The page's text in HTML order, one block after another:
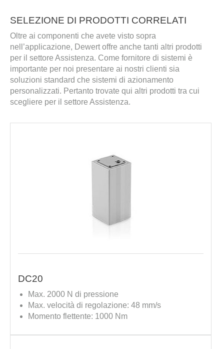
SELEZIONE DI PRODOTTI CORRELATI
Oltre ai componenti che avete visto sopra
nell’applicazione, Dewert offre anche tanti altri prodotti
per il settore Assistenza. Come fornitore di sistemi è
importante per noi presentare ai nostri clienti sia
soluzioni standard che sistemi di azionamento
personalizzati. Pertanto trovate qui altri prodotti tra cui
scegliere per il settore Assistenza.
DC20
Max. 2000 N di pressione
Max. velocità di regolazione: 48 mm/s
Momento flettente: 1000 Nm